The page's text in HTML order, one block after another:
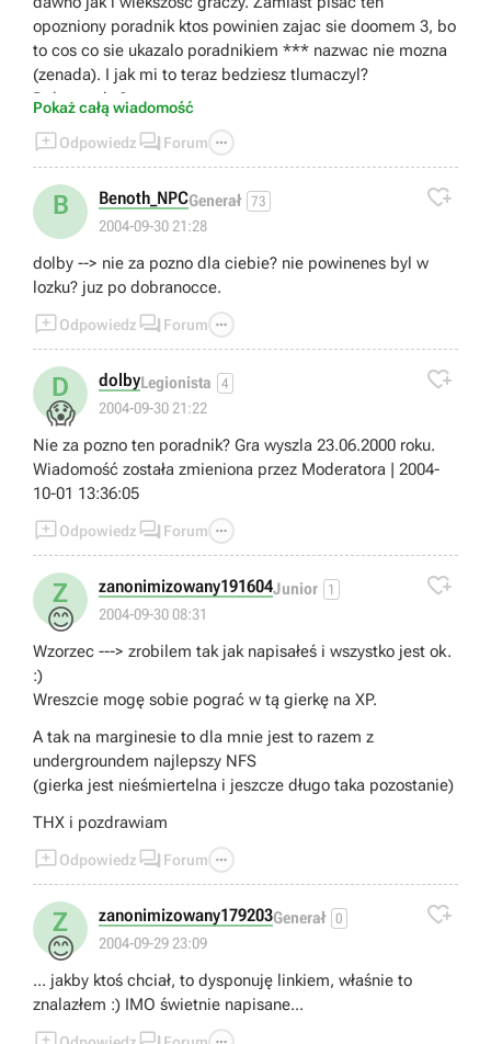
opozniony poradnik ktos powinien zajac sie doomem 3, bo
to cos co sie ukazalo poradnikiem *** nazwac nie mozna
(zenada). I jak mi to teraz bedziesz tlumaczyl?
Dobranocka?
Wiadomość została zmieniona przez Moderatora | 2004-
10-01 13:36:47
Pokaż całą wiadomość
Odpowiedz  Forum 
B Benoth_NPCGenerał 73
2004-09-30 21:28

dolby --> nie za pozno dla ciebie? nie powinenes byl w
lozku? juz po dobranocce.
Odpowiedz  Forum 
D
😱
dolbyLegionista 4
2004-09-30 21:22

Nie za pozno ten poradnik? Gra wyszla 23.06.2000 roku.
Wiadomość została zmieniona przez Moderatora | 2004-
10-01 13:36:05
Odpowiedz  Forum 
Z
😊
zanonimizowany191604Junior 1
2004-09-30 08:31

Wzorzec ---> zrobilem tak jak napisałeś i wszystko jest ok.
:)
Wreszcie mogę sobie pograć w tą gierkę na XP.
A tak na marginesie to dla mnie jest to razem z
undergroundem najlepszy NFS
(gierka jest nieśmiertelna i jeszcze długo taka pozostanie)
THX i pozdrawiam
Odpowiedz  Forum 
Z
😊
zanonimizowany179203Generał 0
2004-09-29 23:09

... jakby ktoś chciał, to dysponuję linkiem, właśnie to
znalazłem :) IMO świetnie napisane...